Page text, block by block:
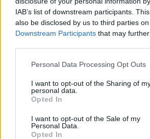
IAB’s list of downstream participants.
also be disclosed by us to third parties
Downstream Participants that may
Please note that this website/app uses
not limited to your visit or usage
grant or deny consent to Google and its
use your data for below specified
consent section.
Personal Data Processing Opt Outs
I want to opt-out of the Sharing of
personal data.
Opted In
I want to opt-out of the Sale of my
Personal Data.
Opted In